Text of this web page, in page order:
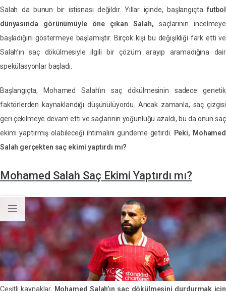
Salah da bunun bir istisnası değildir. Yıllar içinde, başlangıçta futbol
dünyasında görünümüyle öne çıkan Salah, saçlarının incelmeye
başladığını göstermeye başlamıştır. Birçok kişi bu değişikliği fark etti ve
Salah’ın saç dökülmesiyle ilgili bir çözüm arayıp aramadığına dair
spekülasyonlar başladı.
Başlangıçta, Mohamed Salah’ın saç dökülmesinin sadece genetik
faktörlerden kaynaklandığı düşünülüyordu. Ancak zamanla, saç çizgisi
geri çekilmeye devam etti ve saçlarının yoğunluğu azaldı, bu da onun saç
ekimi yaptırmış olabileceği ihtimalini gündeme getirdi.
Peki, Mohamed
Salah gerçekten saç ekimi yaptırdı mı?
Mohamed Salah Saç Ekimi Yaptırdı mı?
Çeşitli kaynaklar, Mohamed Salah’ın saç dökülmesini durdurmak için